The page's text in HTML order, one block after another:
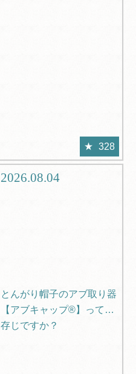
328
2026.08.04
とんがり帽子のアブ取り器
【アブキャップ®】ってご
存じですか？